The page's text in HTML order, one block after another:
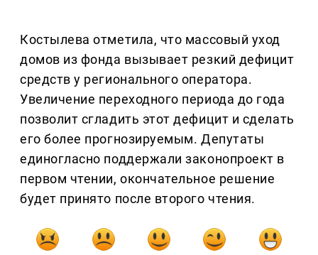
Костылева отметила, что массовый уход
домов из фонда вызывает резкий дефицит
средств у регионального оператора.
Увеличение переходного периода до года
позволит сгладить этот дефицит и сделать
его более прогнозируемым. Депутаты
единогласно поддержали законопроект в
первом чтении, окончательное решение
будет принято после второго чтения.